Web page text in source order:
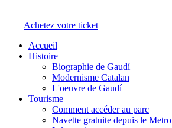
Achetez votre ticket
Accueil
Histoire
Biographie de Gaudí
Modernisme Catalan
L'oeuvre de Gaudí
Tourisme
Comment accéder au parc
Navette gratuite depuis le Metro